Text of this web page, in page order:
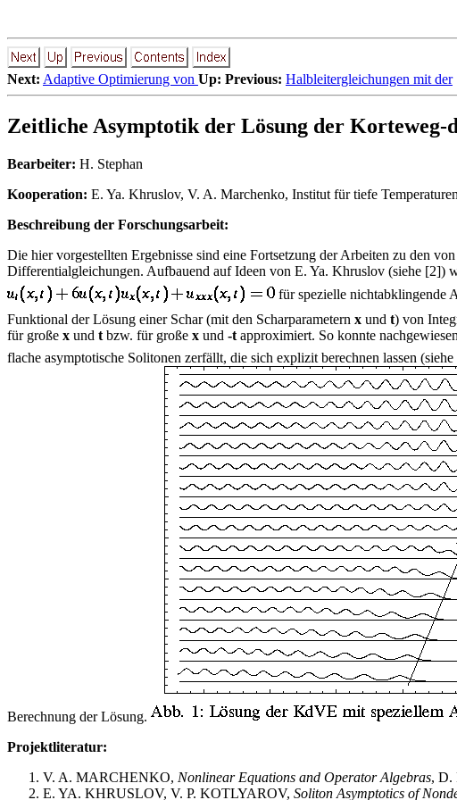
Next: Adaptive Optimierung von Up: Previous: Halbleitergleichungen mit der
Zeitliche Asymptotik der Lösung der Korteweg-
Bearbeiter: H. Stephan
Kooperation: E. Ya. Khruslov, V. A. Marchenko, Institut für tiefe
Beschreibung der Forschungsarbeit:
Die hier vorgestellten Ergebnisse sind eine Fortsetzung der Arbeiten zu den
Differentialgleichungen. Aufbauend auf Ideen von E. Ya. Khruslov (siehe [2])
für spezielle nichtabklingende
Funktional der Lösung einer Schar (mit den Scharparametern x und t) von
für große x und t bzw. für große x und -t approximiert. So konnte
flache asymptotische Solitonen zerfällt, die sich explizit berechnen lassen (siehe
Berechnung der Lösung.
Projektliteratur:
V. A. MARCHENKO, Nonlinear Equations and Operator Algebras, D.
E. YA. KHRUSLOV, V. P. KOTLYAROV, Soliton Asymptotics of